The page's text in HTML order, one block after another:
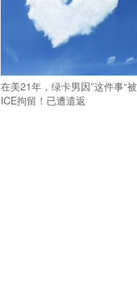
在美21年，绿卡男因”这件事“被
ICE拘留！已遭遣返